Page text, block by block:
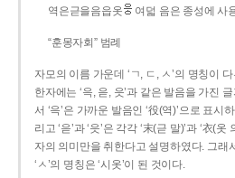
역은귿을음읍옷
여덟 음은 종성에 사
“훈몽자회” 범례
자모의 이름 가운데 ‘ㄱ, ㄷ, ㅅ’의 명칭이
한자에는 ‘윽, 읃, 읏’과 같은 발음을 가진
서 ‘윽’은 가까운 발음인 ‘役(역)’으로 표시
리고 ‘읃’과 ‘읏’은 각각 ‘末(귿 말)’과 ‘衣(
자의 의미만을 취한다고 설명하였다. 그래서
‘ㅅ’의 명칭은 ‘시옷’이 된 것이다.